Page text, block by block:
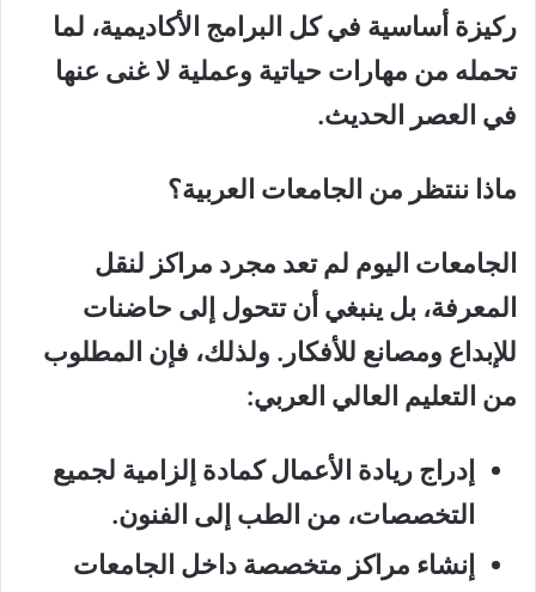
ركيزة أساسية في كل البرامج الأكاديمية، لما
تحمله من مهارات حياتية وعملية لا غنى عنها
في العصر الحديث.
ماذا ننتظر من الجامعات العربية؟
الجامعات اليوم لم تعد مجرد مراكز لنقل
المعرفة، بل ينبغي أن تتحول إلى حاضنات
للإبداع ومصانع للأفكار. ولذلك، فإن المطلوب
من التعليم العالي العربي:
إدراج ريادة الأعمال كمادة إلزامية لجميع
التخصصات، من الطب إلى الفنون.
إنشاء مراكز متخصصة داخل الجامعات